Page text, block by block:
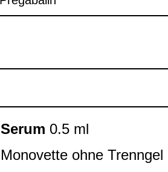
Serum 0.5 ml
Mono­vette ohne Trenn­gel